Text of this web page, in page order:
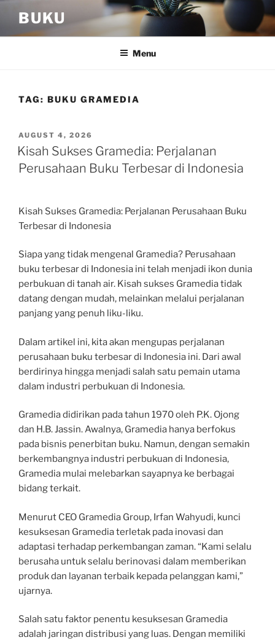
content
BUKU
Menu
TAG: BUKU GRAMEDIA
POSTED
ON
AUGUST 4, 2026
Kisah Sukses Gramedia: Perjalanan
Perusahaan Buku Terbesar di Indonesia
Kisah Sukses Gramedia: Perjalanan Perusahaan Buku
Terbesar di Indonesia
Siapa yang tidak mengenal Gramedia? Perusahaan
buku terbesar di Indonesia ini telah menjadi ikon dunia
perbukuan di tanah air. Kisah sukses Gramedia tidak
datang dengan mudah, melainkan melalui perjalanan
panjang yang penuh liku-liku.
Dalam artikel ini, kita akan mengupas perjalanan
perusahaan buku terbesar di Indonesia ini. Dari awal
berdirinya hingga menjadi salah satu pemain utama
dalam industri perbukuan di Indonesia.
Gramedia didirikan pada tahun 1970 oleh P.K. Ojong
dan H.B. Jassin. Awalnya, Gramedia hanya berfokus
pada bisnis penerbitan buku. Namun, dengan semakin
berkembangnya industri perbukuan di Indonesia,
Gramedia mulai melebarkan sayapnya ke berbagai
bidang terkait.
Menurut CEO Gramedia Group, Irfan Wahyudi, kunci
kesuksesan Gramedia terletak pada inovasi dan
adaptasi terhadap perkembangan zaman. “Kami selalu
berusaha untuk selalu berinovasi dalam memberikan
produk dan layanan terbaik kepada pelanggan kami,”
ujarnya.
Salah satu faktor penentu kesuksesan Gramedia
adalah jaringan distribusi yang luas. Dengan memiliki